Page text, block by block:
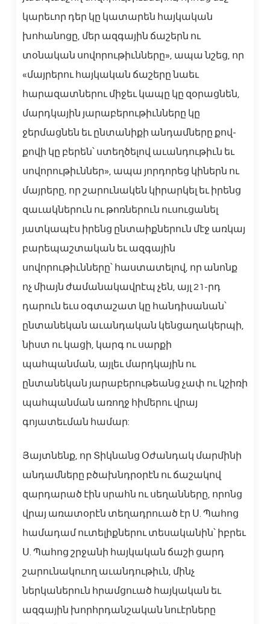
կարեւոր դեր կը կատարեն հայկական
խոհանոցը, մեր ազգային ճաշերն ու
տօնական սովորութիւնները», ապա նշեց, որ
«մայրերու հայկական ճաշերը նաեւ
հարազատներու միջեւ կապը կը զօրացնեն,
մարդկային յարաբերութիւնները կը
ջերմացնեն եւ ընտանիքի անդամները քով-
քովի կը բերեն՝ ստեղծելով աւանդութիւն եւ
սովորութիւններ», ապա յորդորեց կիներն ու
մայրերը, որ շարունակեն կիրարկել եւ իրենց
զաւակներուն ու թոռներուն ուսուցանել
յատկապէս իրենց ընտաիքներուն մէջ առկայ
բարեպաշտական եւ ազգային
սովորութիւնները՝ հաստատելով, որ անոնք
ոչ միայն ժամանակավրէպ չեն, այլ 21-րդ
դարուն եւս օգտաշատ կը հանդիսանան՝
ընտանեկան աւանդական կենցաղակերպի,
նիստ ու կացի, կարգ ու սարքի
պահպանման, այլեւ մարդկային ու
ընտանեկան յարաբերութեանց չափ ու կշիռի
պահպանման առողջ հիմերու վրայ
գոյատեւման համար:
Յայտնենք, որ Տիկնանց Օժանդակ մարմինի
անդամները բծախնդրօրէն ու ճաշակով
զարդարած էին սրահն ու սեղանները, որոնց
վրայ առատօրէն տեղադրուած էր Ս. Պահոց
համադամ ուտելիքներու տեսականին՝ իբրեւ
Ս. Պահոց շրջանի հայկական ճաշի ցարդ
շարունակուող աւանդութիւն, մինչ
ներկաներուն հրամցուած հայկական եւ
ազգային խորհրդանշական նուէրները